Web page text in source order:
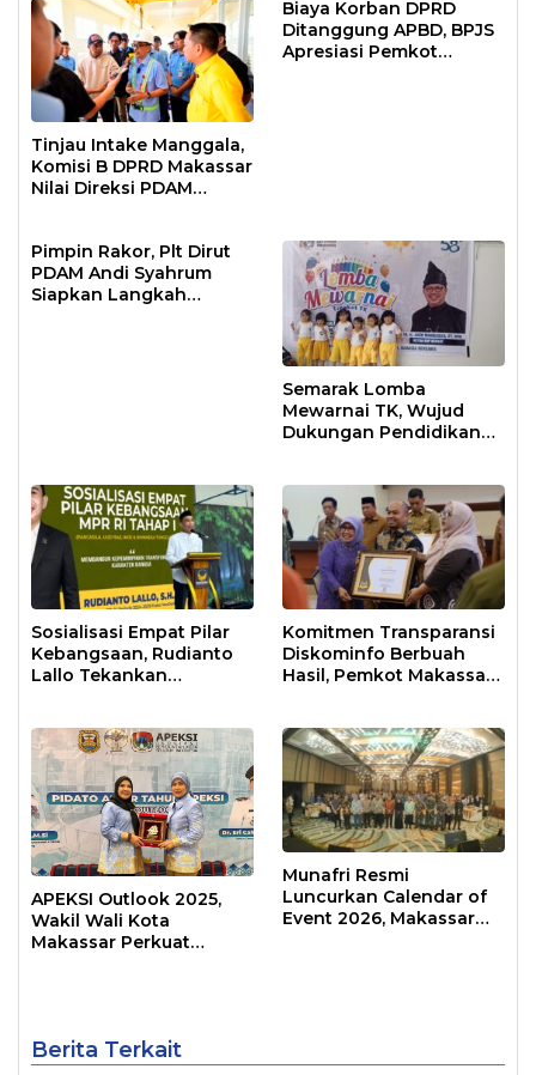
Tinjau Intake Manggala,
Komisi B DPRD Makassar
Nilai Direksi PDAM
Biaya Korban DPRD
Ditanggung APBD, BPJS
Apresiasi Pemkot
Pimpin Rakor, Plt Dirut
PDAM Andi Syahrum
Siapkan Langkah
Semarak Lomba
Mewarnai TK, Wujud
Dukungan Pendidikan
Sosialisasi Empat Pilar
Kebangsaan, Rudianto
Lallo Tekankan
Komitmen Transparansi
Diskominfo Berbuah
Hasil, Pemkot Makassar
APEKSI Outlook 2025,
Wakil Wali Kota
Makassar Perkuat
Munafri Resmi
Luncurkan Calendar of
Event 2026, Makassar
Berita Terkait